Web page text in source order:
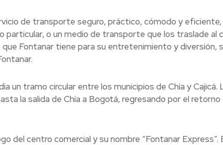
de transporte seguro, práctico, cómodo y
particular, o un medio de transporte que los traslade al
Fontanar tiene para su entretenimiento y diversión,
un tramo circular entre los municipios de Chía y Cajicá.
la salida de Chía a Bogotá, regresando por el retorno
del centro comercial y su nombre “Fontanar Express”.